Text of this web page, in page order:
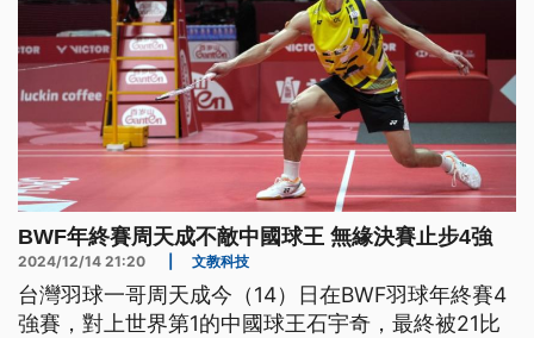
BWF年終賽周天成不敵中國球王 無緣決賽止步4強
2024/12/14 21:20 文教科技
台灣羽球一哥周天成今（14）日在BWF羽球年終賽4
強賽，對上世界第1的中國球王石宇奇，最終被21比